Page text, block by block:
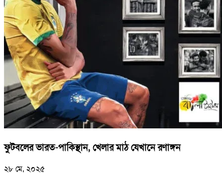
ফুটবলের ভারত-পাকিস্থান, খেলার মাঠ যেখানে রণাঙ্গন
২৮ মে, ২০২৫